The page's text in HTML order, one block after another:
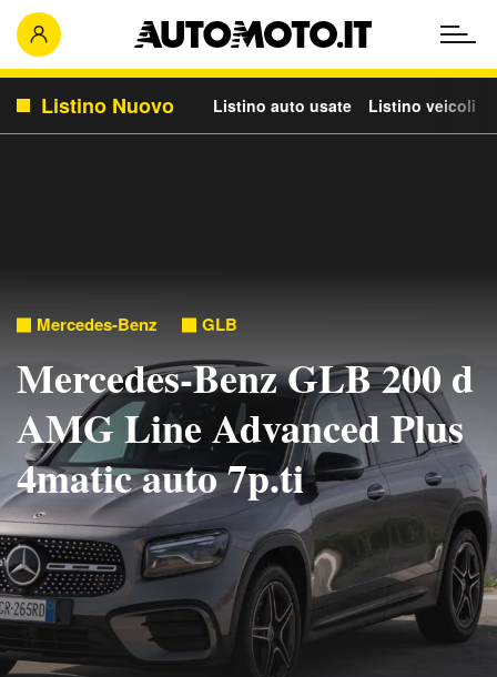
Listino Nuovo Listino auto usate Listino veicoli
Mercedes-Benz GLB
Mercedes-Benz GLB 200 d
AMG Line Advanced Plus
4matic auto 7p.ti